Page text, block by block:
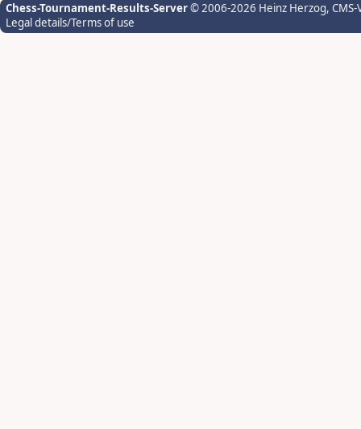
Chess-Tournament-Results-Server© 2006-2026 Heinz Herzog,
Legal details/Terms of use